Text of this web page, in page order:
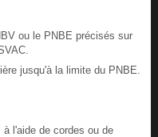
ou le PNBE précisés sur
jusqu'à la limite du PNBE.
l'aide de cordes ou de